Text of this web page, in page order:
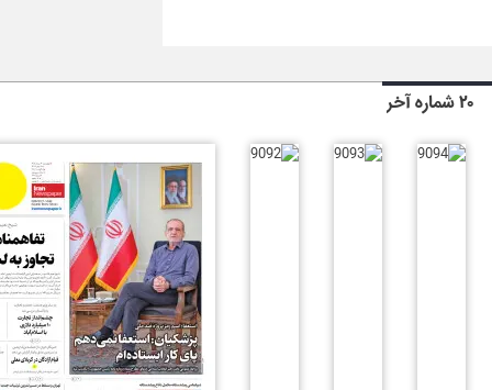
۲۰ شماره آخر